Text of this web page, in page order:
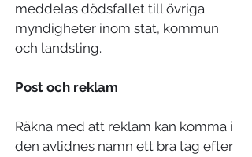
meddelas dödsfallet till övriga
myndigheter inom stat, kommun
och landsting.
Post och reklam
Räkna med att reklam kan komma i
den avlidnes namn ett bra tag efter